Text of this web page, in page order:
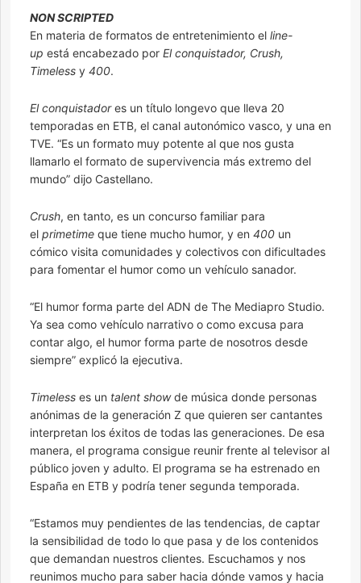
NON SCRIPTED
En materia de formatos de entretenimiento el line-
up está encabezado por El conquistador, Crush,
Timeless y 400.
El conquistadores un título longevo que lleva 20
temporadas en ETB, el canal autonómico vasco, y una en
TVE. “Es un formato muy potente al que nos gusta
llamarlo el formato de supervivencia más extremo del
mundo” dijo Castellano.
Crush, en tanto, es un concurso familiar para
el primetime que tiene mucho humor, y en 400 un
cómico visita comunidades y colectivos con dificultades
para fomentar el humor como un vehículo sanador.
“El humor forma parte del ADN de The Mediapro Studio.
Ya sea como vehículo narrativo o como excusa para
contar algo, el humor forma parte de nosotros desde
siempre” explicó la ejecutiva.
Timeless es un talent showde música donde personas
anónimas de la generación Z que quieren ser cantantes
interpretan los éxitos de todas las generaciones. De esa
manera, el programa consigue reunir frente al televisor al
público joven y adulto. El programa se ha estrenado en
España en ETB y podría tener segunda temporada.
“Estamos muy pendientes de las tendencias, de captar
la sensibilidad de todo lo que pasa y de los contenidos
que demandan nuestros clientes. Escuchamos y nos
reunimos mucho para saber hacia dónde vamos y hacia